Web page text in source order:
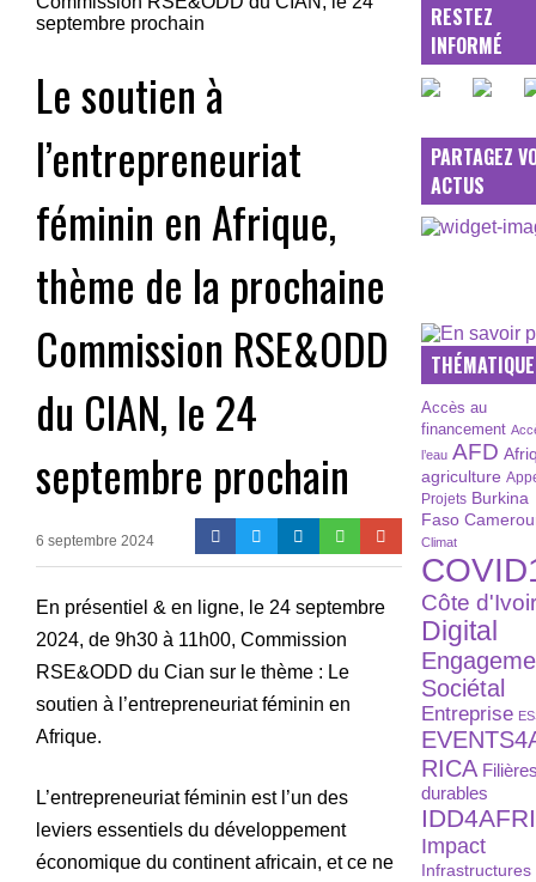
Le soutien à
l’entrepreneuriat
féminin en Afrique,
thème de la prochaine
Commission RSE&ODD
du CIAN, le 24
septembre prochain
6 septembre 2024
En présentiel & en ligne, le 24 septembre
2024, de 9h30 à 11h00, Commission
RSE&ODD du Cian sur le thème : Le
soutien à l’entrepreneuriat féminin en
Afrique.
L’entrepreneuriat féminin est l’un des
leviers essentiels du développement
économique du continent africain, et ce ne
RESTEZ
INFORMÉ
PARTAGEZ
ACTUS
Accès au
financement
l’eau AFD
agriculture
Projets Burkina
Faso
Climat
Côte
Digital
Sociétal
Entreprise
RICA
durables
Impact
Infrastructures